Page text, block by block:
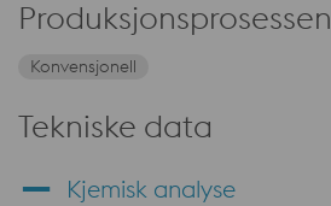
Produksjonsprosessen
Konvensjonell
Tekniske data
Kjemisk analyse